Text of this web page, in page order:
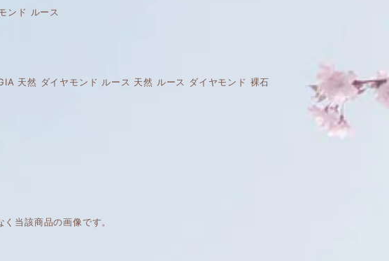
ンド ルース
天然 ダイヤモンド ルース 天然 ルース ダイヤモンド 裸石
当該商品の画像です。